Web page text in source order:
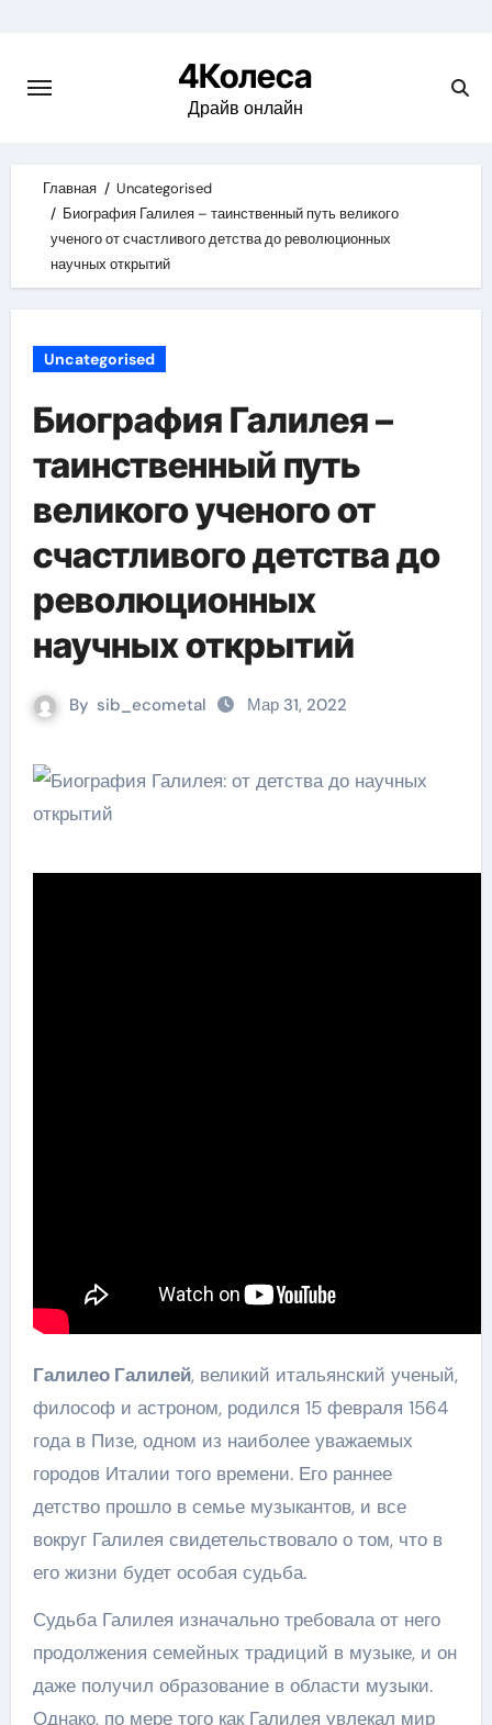
content
4Колеса
Драйв онлайн
Главная
Uncategorised
Биография Галилея – таинственный путь великого
ученого от счастливого детства до революционных
научных открытий
Uncategorised
Биография Галилея –
таинственный путь
великого ученого от
счастливого детства до
революционных
научных открытий
By sib_ecometal Мар 31, 2022
Галилео Галилей, великий итальянский ученый,
философ и астроном, родился 15 февраля 1564
года в Пизе, одном из наиболее уважаемых
городов Италии того времени. Его раннее
детство прошло в семье музыкантов, и все
вокруг Галилея свидетельствовало о том, что в
его жизни будет особая судьба.
Судьба Галилея изначально требовала от него
продолжения семейных традиций в музыке, и он
даже получил образование в области музыки.
Однако, по мере того как Галилея увлекал мир